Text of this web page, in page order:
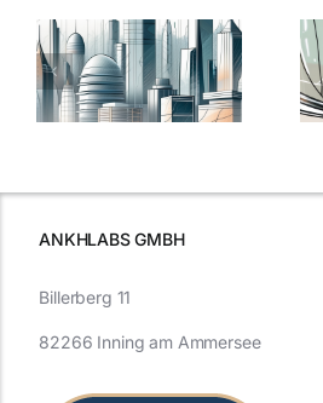
5 Gründe,
warum
Nanoversiegelung
auf Glas
ANKHLABS GMBH
Billerberg 11
82266 Inning am Ammersee